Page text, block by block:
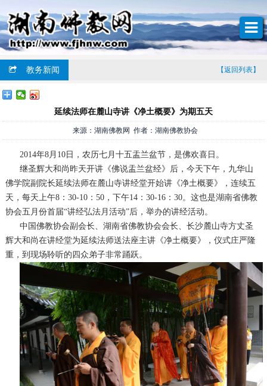
教务新闻 【返回列表】
延续法师在麓山寺讲《净土概要》为期五天
来源：湖南佛教网 作者：湖南佛教协会
2014年8月10日，农历七月十五盂兰盆节，是佛欢喜日。
继圣辉大和尚昨天开讲《佛说盂兰盆经》后，今天下午，九华山
佛学院副院长延续法师在麓山寺讲经堂开始讲《净土概要》，连续五
天，每天上午8：30-10：50，下午14：30-16：30。这也是湖南省佛教
协会五月份首届“讲经弘法月活动”后，举办的讲经活动。
中国佛教协会副会长、湖南省佛教协会会长、长沙麓山寺方丈圣
辉大和尚在讲经堂为延续法师送法座主讲《净土概要》，仪式庄严隆
重，到现场聆听的四众弟子非常踊跃。